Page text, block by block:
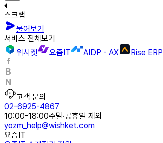
스크랩
물어보기
서비스 전체보기
위시켓
요즘IT AIDP - AX Rise ERP
고객 문의
02-6925-4867
10:00-18:00주말·공휴일 제외
yozm_help@wishket.com
요즘IT